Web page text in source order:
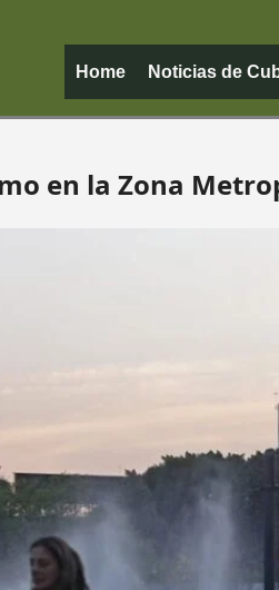
Home Noticias de
en la Zona